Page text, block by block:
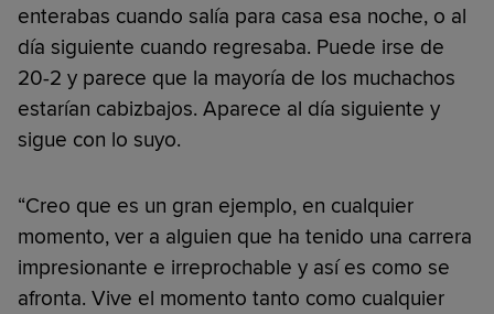
enterabas cuando salía para casa esa noche, o al
día siguiente cuando regresaba. Puede irse de
20-2 y parece que la mayoría de los muchachos
estarían cabizbajos. Aparece al día siguiente y
sigue con lo suyo.
“Creo que es un gran ejemplo, en cualquier
momento, ver a alguien que ha tenido una carrera
impresionante e irreprochable y así es como se
afronta. Vive el momento tanto como cualquier